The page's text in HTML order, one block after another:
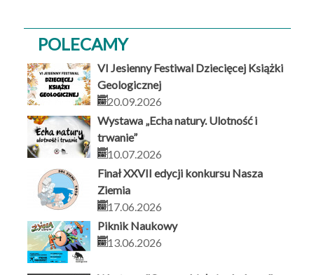
POLECAMY
VI Jesienny Festiwal Dziecięcej Książki
Geologicznej
20.09.2026
Wystawa „Echa natury. Ulotność i
trwanie”
10.07.2026
Finał XXVII edycji konkursu Nasza
Ziemia
17.06.2026
Piknik Naukowy
13.06.2026